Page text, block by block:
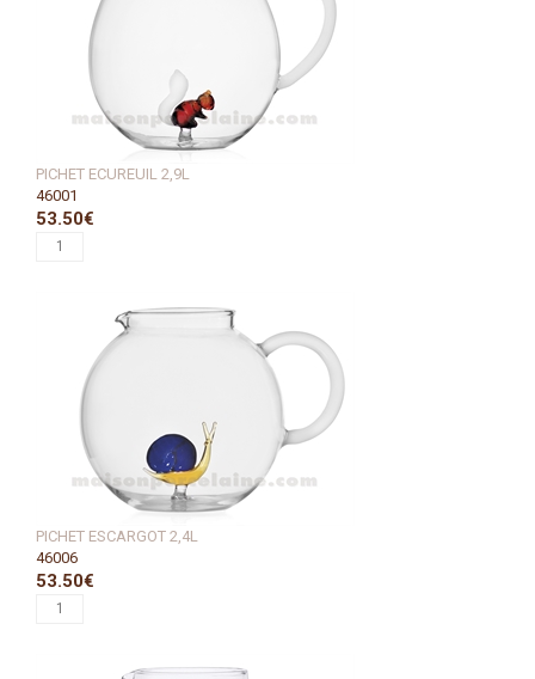
PICHET ECUREUIL 2,9L
46001
53.50€
PICHET ESCARGOT 2,4L
46006
53.50€